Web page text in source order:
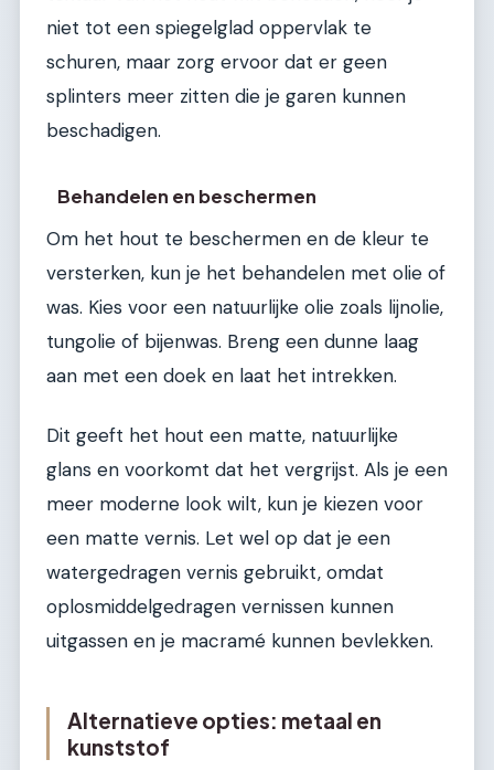
niet tot een spiegelglad oppervlak te
schuren, maar zorg ervoor dat er geen
splinters meer zitten die je garen kunnen
beschadigen.
Behandelen en beschermen
Om het hout te beschermen en de kleur te
versterken, kun je het behandelen met olie of
was. Kies voor een natuurlijke olie zoals lijnolie,
tungolie of bijenwas. Breng een dunne laag
aan met een doek en laat het intrekken.
Dit geeft het hout een matte, natuurlijke
glans en voorkomt dat het vergrijst. Als je een
meer moderne look wilt, kun je kiezen voor
een matte vernis. Let wel op dat je een
watergedragen vernis gebruikt, omdat
oplosmiddelgedragen vernissen kunnen
uitgassen en je macramé kunnen bevlekken.
Alternatieve opties: metaal en
kunststof